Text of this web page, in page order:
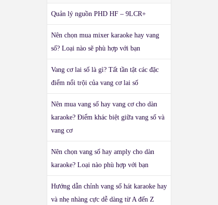
Quản lý nguồn PHD HF – 9LCR+
Nên chọn mua mixer karaoke hay vang
số? Loại nào sẽ phù hợp với bạn
Vang cơ lai số là gì? Tất tần tật các đặc
điểm nổi trội của vang cơ lai số
Nên mua vang số hay vang cơ cho dàn
karaoke? Điểm khác biệt giữa vang số và
vang cơ
Nên chọn vang số hay amply cho dàn
karaoke? Loại nào phù hợp với bạn
Hướng dẫn chỉnh vang số hát karaoke hay
và nhẹ nhàng cực dễ dàng từ A đến Z